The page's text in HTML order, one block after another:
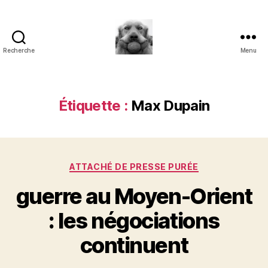
Recherche
paradoxe
en
Menu
Étiquette : Max Dupain
Catégories
ATTACHÉ DE PRESSE PURÉE
guerre au Moyen-Orient
: les négociations
continuent